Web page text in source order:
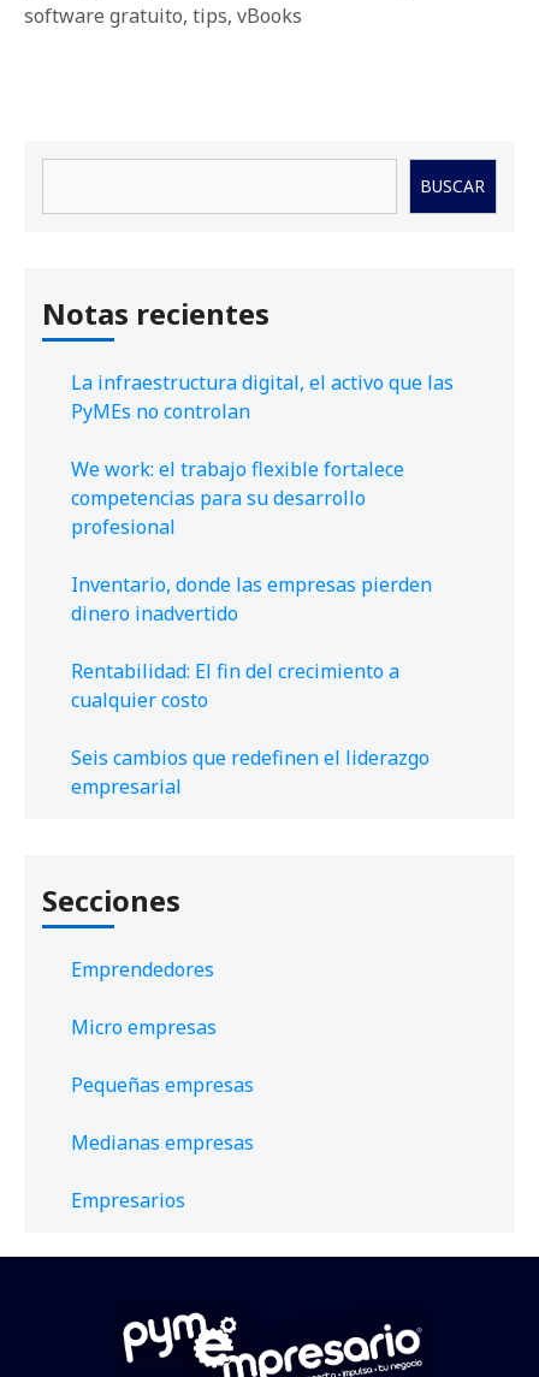
software gratuito, tips, vBooks
BUSCAR
Notas recientes
La infraestructura digital, el activo que las
PyMEs no controlan
We work: el trabajo flexible fortalece
competencias para su desarrollo
profesional
Inventario, donde las empresas pierden
dinero inadvertido
Rentabilidad: El fin del crecimiento a
cualquier costo
Seis cambios que redefinen el liderazgo
empresarial
Secciones
Emprendedores
Micro empresas
Pequeñas empresas
Medianas empresas
Empresarios